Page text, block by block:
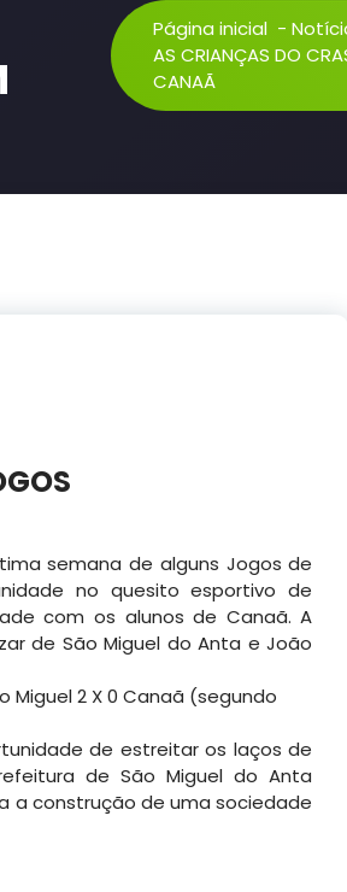
Página inicial -
AS CRIANÇAS DO
CANAÃ
semana de alguns Jogos de
no quesito esportivo de
com os alunos de Canaã. A
de São Miguel do Anta e João
Miguel 2 X 0 Canaã (segundo
de estreitar os laços de
de São Miguel do Anta
a construção de uma sociedade